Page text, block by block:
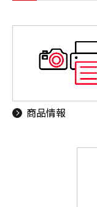
商品情報